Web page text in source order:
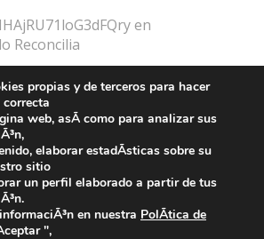
en
Reconcilia
en
Reconcilia
privacidad Política de cookies
propias y de terceros para hacer
web, asÃ­ como para analizar sus
elaborar estadÃ­sticas sobre su
sitio
un perfil elaborado a partir de tus
en nuestra PolÃ­tica de
",